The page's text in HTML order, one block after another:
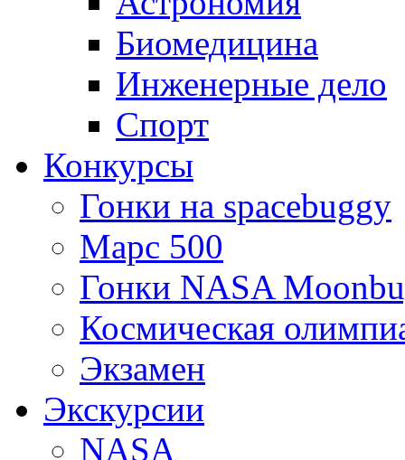
Биомедицина
Инженерные дело
Спорт
Конкурсы
Гонки на spacebuggy
Марс 500
Гонки NASA
Космическая
Экзамен
Экскурсии
NASA